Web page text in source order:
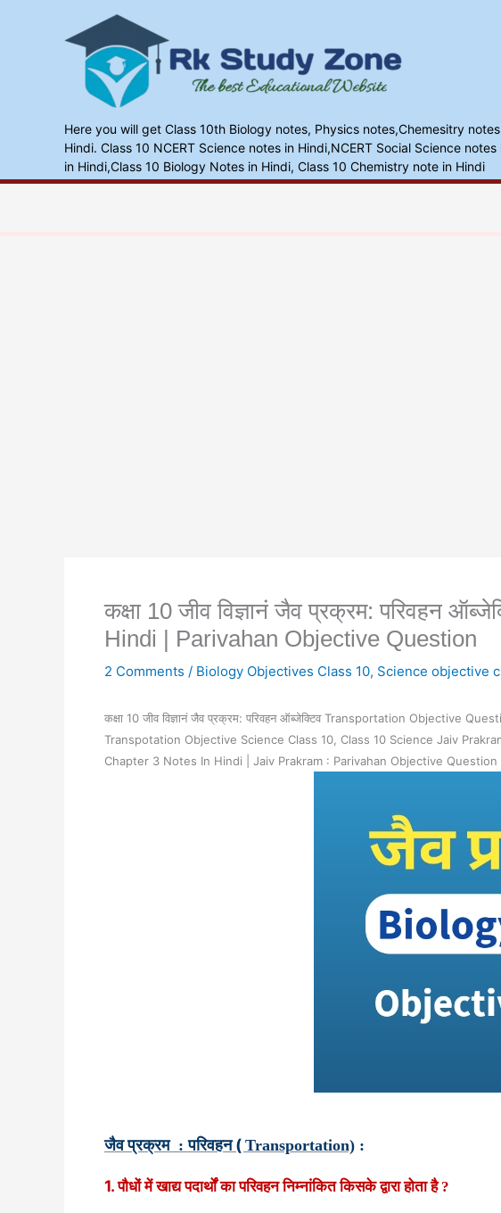
Here you will get Class 10th Biology notes, Physics notes,Chemesitry
Hindi. Class 10 NCERT Science notes in Hindi,NCERT Social Science
in Hindi,Class 10 Biology Notes in Hindi, Class 10 Chemistry note in Hindi
कक्षा 10 जीव विज्ञानं जैव प्रक्रम: परिवहन
Hindi | Parivahan Objective Question
2 Comments / Biology Objectives Class 10, Science objective
कक्षा 10 जीव विज्ञानं जैव प्रक्रम: परिवहन ऑब्जेक्टिव Transportation Objective
Transpotation Objective Science Class 10, Class 10 Science Jaiv
Chapter 3 Notes In Hindi | Jaiv Prakram : Parivahan Objective
जैव प्रक्रम:परिवहन ( Transportation) :
1. पौधों में खाद्य पदार्थों का परिवहन निम्नांकित किसके द्वारा होता है?